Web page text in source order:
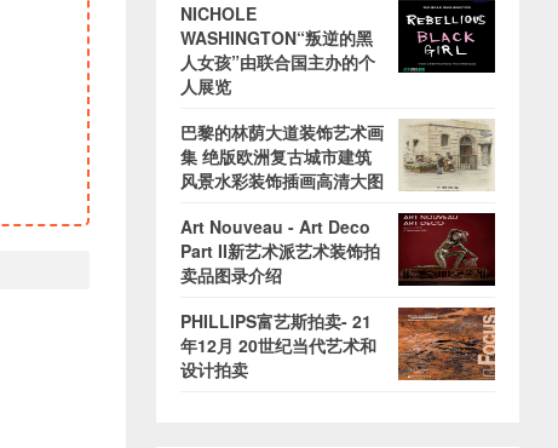
NICHOLE
WASHINGTON“叛逆的黑
人女孩”由联合国主办的个
人展览
巴黎的林荫大道装饰艺术画
集 绝版欧洲复古城市建筑
风景水彩装饰插画高清大图
Art Nouveau - Art Deco
Part II新艺术派艺术装饰拍
卖品图录介绍
PHILLIPS富艺斯拍卖- 21
年12月 20世纪当代艺术和
设计拍卖